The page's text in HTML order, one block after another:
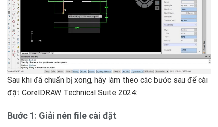
Sau khi đã chuẩn bị xong, hãy làm theo các bước sau để cài
đặt CorelDRAW Technical Suite 2024:
Bước 1: Giải nén file cài đặt